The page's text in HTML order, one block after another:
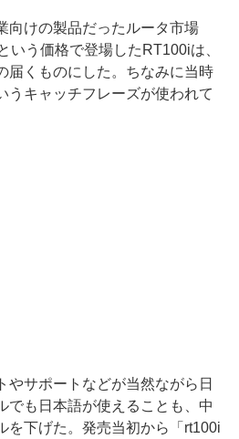
けの製品だったルータ市場
いう価格で登場したRT100iは、
届くものにした。ちなみに当時
うキャッチフレーズが使われて
サポートなどが当然ながら日
でも日本語が使えることも、中
を下げた。発売当初から「rt100i